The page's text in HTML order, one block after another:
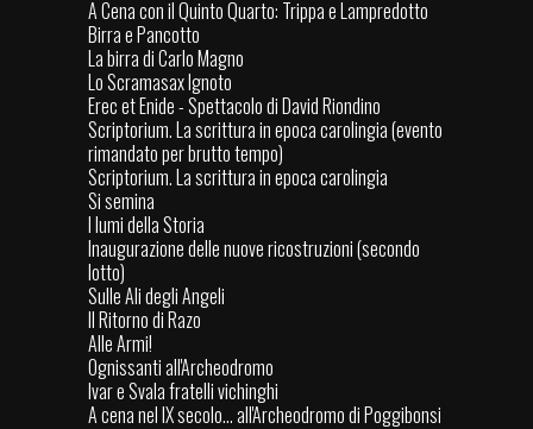
A Cena con il Quinto Quarto: Trippa e Lampredotto
Birra e Pancotto
La birra di Carlo Magno
Lo Scramasax Ignoto
Erec et Enide - Spettacolo di David Riondino
Scriptorium. La scrittura in epoca carolingia (evento
rimandato per brutto tempo)
Scriptorium. La scrittura in epoca carolingia
Si semina
I lumi della Storia
Inaugurazione delle nuove ricostruzioni (secondo
lotto)
Sulle Ali degli Angeli
Il Ritorno di Razo
Alle Armi!
Ognissanti all'Archeodromo
Ivar e Svala fratelli vichinghi
A cena nel IX secolo... all'Archeodromo di Poggibonsi